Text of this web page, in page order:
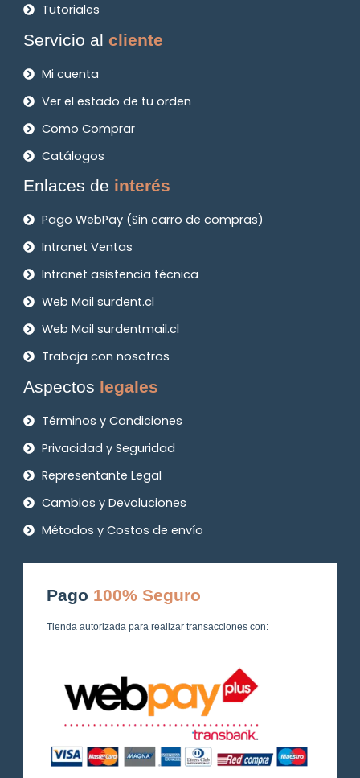
Tutoriales
Servicio alcliente
Mi cuenta
Ver el estado de tu orden
Como Comprar
Catálogos
Enlaces de interés
Pago WebPay (Sin carro de compras)
Intranet Ventas
Intranet asistencia técnica
Web Mail surdent.cl
Web Mail surdentmail.cl
Trabaja con nosotros
Aspectos legales
Términos y Condiciones
Privacidad y Seguridad
Representante Legal
Cambios y Devoluciones
Métodos y Costos de envío
Pago 100% Seguro
Tienda autorizada para realizar transacciones con: